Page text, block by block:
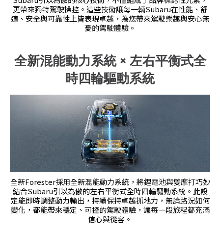
更帶來獨特駕駛操控。這些技術讓每一輛Subaru在性能、舒
適、安全與可靠性上皆表現卓越，為您帶來駕駛樂趣與安心無
憂的駕駛體驗。
全新混能動力系統 × 左右平衡式全
時四輪驅動系統
全新Forester採用全新混能動力系統，將鋰電池與雙摩打巧妙
結合Subaru引以為傲的左右平衡式全時四輪驅動系統。此設
定能即時調整動力輸出，持續保持卓越抓地力，無論路況如何
變化，都能帶來穩定、可控的駕駛體驗，讓每一段旅程都充滿
信心與從容。